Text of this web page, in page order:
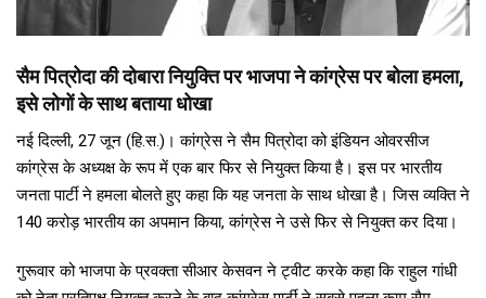
सैम पित्रोदा की दोबारा नियुक्ति पर भाजपा ने कांग्रेस पर बोला हमला,
इसे लोगों के साथ बताया धोखा
नई दिल्ली, 27 जून (हि.स.)। कांग्रेस ने सैम पित्रोदा को इंडियन ओवरसीज
कांग्रेस के अध्यक्ष के रूप में एक बार फिर से नियुक्त किया है। इस पर भारतीय
जनता पार्टी ने हमला बोलते हुए कहा कि यह जनता के साथ धोखा है। जिस व्यक्ति ने
140 करोड़ भारतीय का अपमान किया, कांग्रेस ने उसे फिर से नियुक्त कर दिया।
गुरूवार को भाजपा के प्रवक्ता सीआर केसवन ने ट्वीट करके कहा कि राहुल गांधी